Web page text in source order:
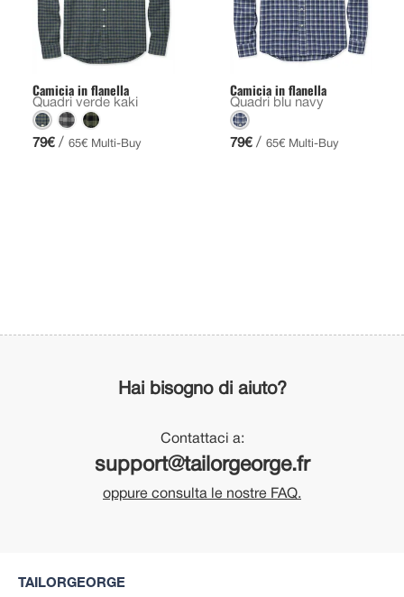
Camicia in flanella
Quadri verde kaki
79€ / 65€ Multi-Buy
Camicia in flanella
Quadri blu navy
79€ / 65€ Multi-Buy
Hai bisogno di aiuto?
Contattaci a:
support@tailorgeorge.fr
oppure consulta le nostre FAQ.
TAILORGEORGE